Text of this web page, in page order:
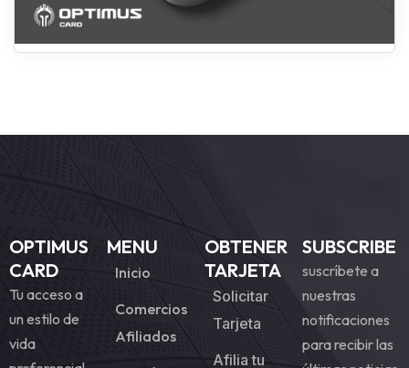
OPTIMUS
CARD
Tu acceso a
un estilo de
vida
MENU
Inicio
Comercios
Afiliados
OBTENER
TARJETA
Solicitar
Tarjeta
Afilia tu
SUBSCRIBE
suscríbete a
nuestras
notificaciones
para recibir las